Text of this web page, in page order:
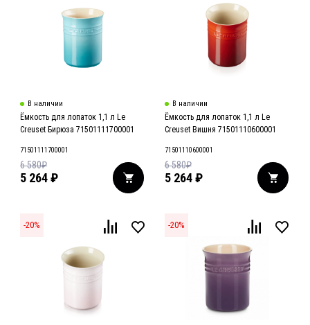
В наличии
Ёмкость для лопаток 1,1 л Le
Creuset Бирюза 71501111700001
71501111700001
5 264₽
6 580₽
В наличии
Ёмкость для лопаток 1,1 л Le
Creuset Вишня 71501110600001
71501110600001
5 264 ₽
6 580₽
-20% -20%